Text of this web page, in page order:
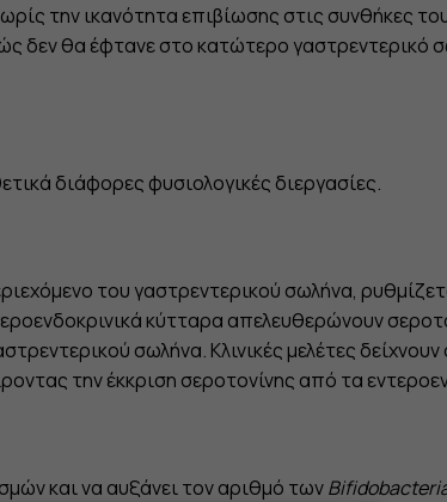
την ικανότητα επιβίωσης στις συνθήκες
δεν θα έφτανε στο κατώτερο γαστρεντερικό
διάφορες φυσιολογικές διεργασίες.
του γαστρεντερικού σωλήνα,
κύτταρα απελευθερώνουν
σωλήνα. Κλινικές μελέτες δείχνουν
την έκκριση σεροτονίνης από τα
και να αυξάνει τον αριθμό των